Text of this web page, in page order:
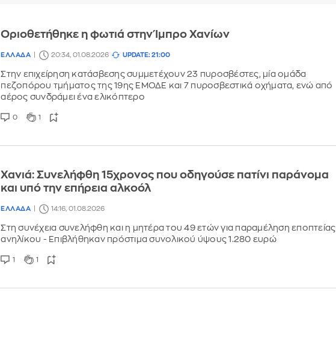
Οριοθετήθηκε η φωτιά στην Ίμπρο Χανίων
ΕΛΛΑΔΑ 20:34, 01.08.2026 UPDATE: 21:00
Στην επιχείρηση κατάσβεσης συμμετέχουν 23 πυροσβέστες, μία ομάδα
πεζοπόρου τμήματος της 19ης ΕΜΟΔΕ και 7 πυροσβεστικά οχήματα, ενώ από
αέρος συνδράμει ένα ελικόπτερο
0 1
Χανιά: Συνελήφθη 15χρονος που οδηγούσε πατίνι παράνομα
και υπό την επήρεια αλκοόλ
ΕΛΛΑΔΑ 14:16, 01.08.2026
Στη συνέχεια συνελήφθη και η μητέρα του 49 ετών για παραμέληση εποπτείας
ανηλίκου - Επιβλήθηκαν πρόστιμα συνολικού ύψους 1.280 ευρώ
1 1